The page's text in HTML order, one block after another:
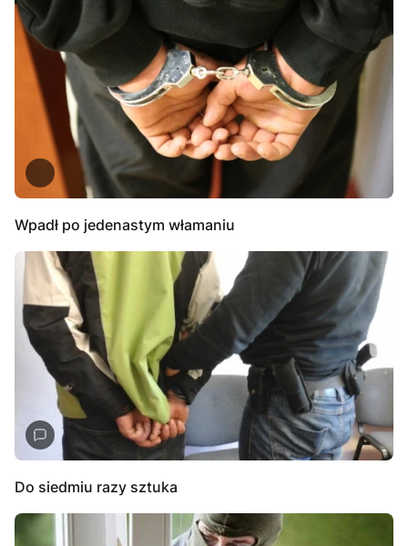
Wpadł po jedenastym włamaniu
Do siedmiu razy sztuka